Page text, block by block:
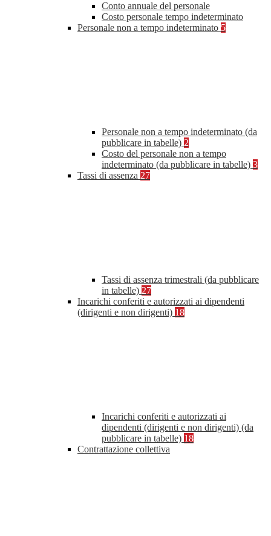
Conto annuale del personale
Costo personale tempo indeterminato
Personale non a tempo indeterminato 5
Personale non a tempo indeterminato (da
pubblicare in tabelle) 2
Costo del personale non a tempo
indeterminato (da pubblicare in tabelle) 3
Tassi di assenza 27
Tassi di assenza trimestrali (da pubblicare
in tabelle) 27
Incarichi conferiti e autorizzati ai dipendenti
(dirigenti e non dirigenti) 18
Incarichi conferiti e autorizzati ai
dipendenti (dirigenti e non dirigenti) (da
pubblicare in tabelle) 18
Contrattazione collettiva